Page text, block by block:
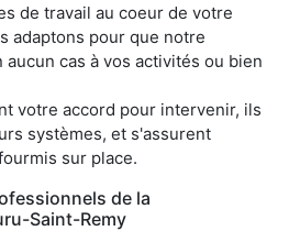
de travail au coeur de votre
adaptons pour que notre
cas à vos activités ou bien
votre accord pour intervenir, ils
systèmes, et s'assurent
sur place.
de la
Saint-Remy